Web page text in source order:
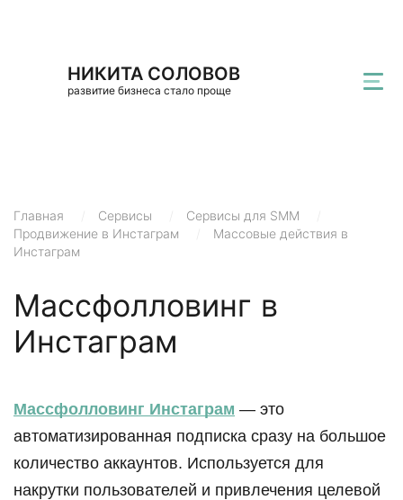
НИКИТА СОЛОВОВ
развитие бизнеса стало проще
Главная Сервисы Сервисы для SMM
Продвижение в Инстаграм
Массовые действия в
Инстаграм
Массфолловинг в
Инстаграм
Массфолловинг Инстаграм — это
автоматизированная подписка сразу на большое
количество аккаунтов. Используется для
накрутки пользователей и привлечения целевой